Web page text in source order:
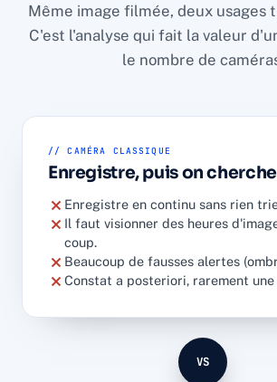
Même image filmée, deux usages
C'est l'analyse qui fait la valeur
le nombre de
// CAMÉRA CLASSIQUE
Enregistre, puis on cherche
Enregistre en continu sans rien
Il faut visionner des heures
coup.
Beaucoup de fausses alertes
Constat a posteriori, rarement
VS